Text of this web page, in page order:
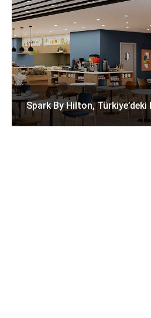
Spark By Hilton, Türkiye’deki